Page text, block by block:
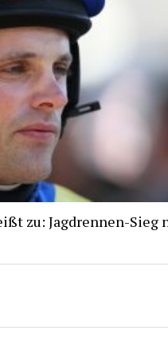
zu: Jagdrennen-Sieg